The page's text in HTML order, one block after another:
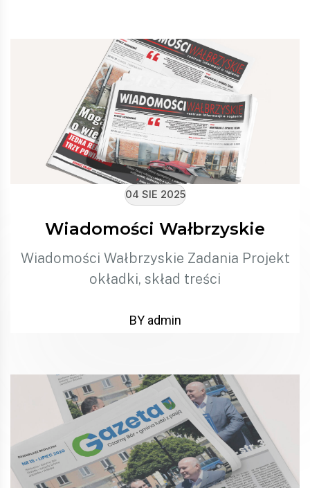
04 SIE 2025
Wiadomości Wałbrzyskie
Wiadomości Wałbrzyskie Zadania Projekt
okładki, skład treści
BY admin